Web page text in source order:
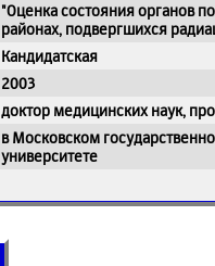
"Оценка состояния органов
районах, подвергшихся
Кандидатская
2003
доктор медицинских наук,
в Московском
университете